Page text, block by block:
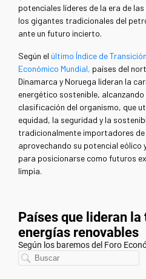
potenciales líderes de la era de
los gigantes tradicionales del
ante un futuro incierto.
Según el último Índice de
Económico Mundial, países del
Dinamarca y Noruega lideran la
energético sostenible, alcanzando
clasificación del organismo, que
equidad, la seguridad y la
tradicionalmente importadores
aprovechando su potencial eólico
para posicionarse como futuros
limpia.